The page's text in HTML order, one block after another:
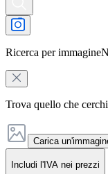
Ricerca per immagine
Trova quello che
Carica
Includi l'IVA nei prezzi